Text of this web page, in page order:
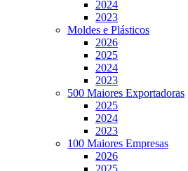
2024
2023
Moldes e Plásticos
2026
2025
2024
2023
500 Maiores Exportadoras
2025
2024
2023
100 Maiores Empresas
2026
2025